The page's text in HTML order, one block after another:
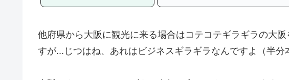
他府県から大阪に観光に来る場合はコテコテギラギラの大
すが...じつはね、あれはビジネスギラギラなんですよ（半分